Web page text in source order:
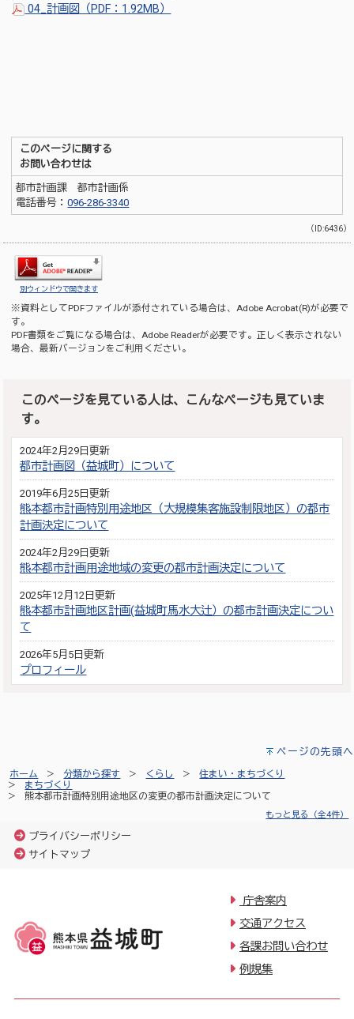
04_計画図（PDF：1.92MB）
このページに関する
お問い合わせは
都市計画課 都市計画係
電話番号：096-286-3340
（ID:6436）
別ウィンドウで開きます
※資料としてPDFファイルが添付されている場合は、 Adobe Acrobat(R)が必要で
す。
PDF書類をご覧になる場合は、 Adobe Readerが必要です。正しく表示されない
場合、最新バージョンをご利用ください。
このページを見ている人は、こんなページも見ていま
す。
2024年2月29日更新
都市計画図（益城町）について
2019年6月25日更新
熊本都市計画特別用途地区（大規模集客施設制限地区）の都市
計画決定について
2024年2月29日更新
熊本都市計画用途地域の変更の都市計画決定について
2025年12月12日更新
熊本都市計画地区計画(益城町馬水大辻）の都市計画決定につい
て
2026年5月5日更新
プロフィール
ページの先頭へ
ホーム 分類から探す くらし
住まい・まちづくり
まちづくり
熊本都市計画特別用途地区の変更の都市計画決定について
もっと見る（全4件）
プライバシーポリシー
サイトマップ
庁舎案内
交通アクセス
各課お問い合わせ
例規集